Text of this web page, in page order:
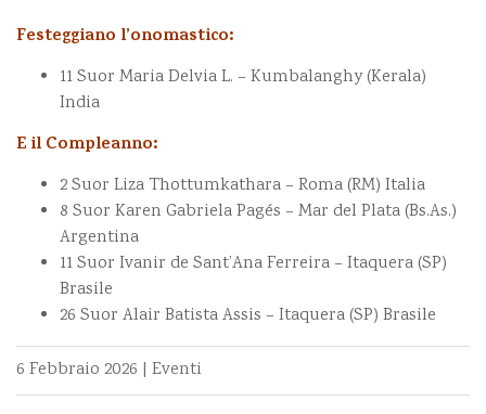
Festeggiano l’onomastico:
11 Suor Maria Delvia L. – Kumbalanghy (Kerala)
India
E il Compleanno:
2 Suor Liza Thottumkathara – Roma (RM) Italia
8 Suor Karen Gabriela Pagés – Mar del Plata (Bs.As.)
Argentina
11 Suor Ivanir de Sant’Ana Ferreira – Itaquera (SP)
Brasile
26 Suor Alair Batista Assis – Itaquera (SP) Brasile
6 Febbraio 2026 | Eventi